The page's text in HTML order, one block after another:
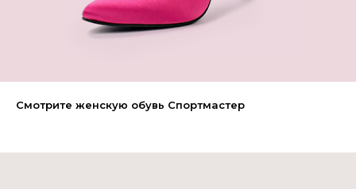
Смотрите женскую обувь Спортмастер